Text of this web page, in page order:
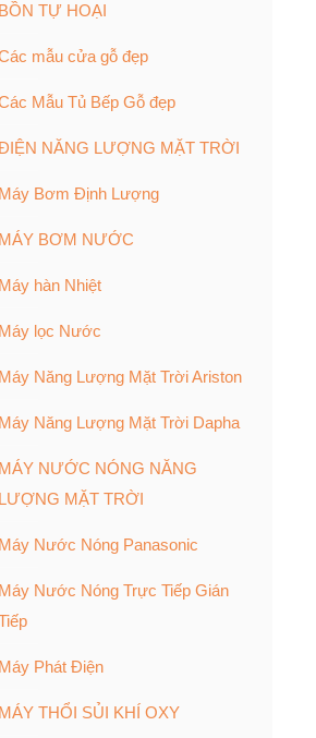
BỒN TỰ HOẠI
mẫu cửa gỗ đẹp
Mẫu Tủ Bếp Gỗ đẹp
NĂNG LƯỢNG MẶT TRỜI
Máy Bơm Định Lượng
MÁY BƠM NƯỚC
Máy hàn Nhiệt
Máy lọc Nước
Máy Năng Lượng Mặt Trời Ariston
Máy Năng Lượng Mặt Trời Dapha
MÁY NƯỚC NÓNG NĂNG
LƯỢNG MẶT TRỜI
Máy Nước Nóng Panasonic
Máy Nước Nóng Trực Tiếp Gián
Máy Phát Điện
MÁY THỔI SỦI KHÍ OXY